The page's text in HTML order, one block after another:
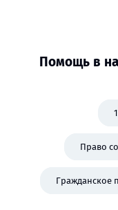
Помощь в
Право
Гражданское